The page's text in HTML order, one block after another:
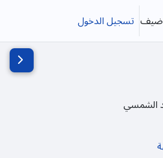
ضيف تسجيل الدخول
الشمسي
فتح